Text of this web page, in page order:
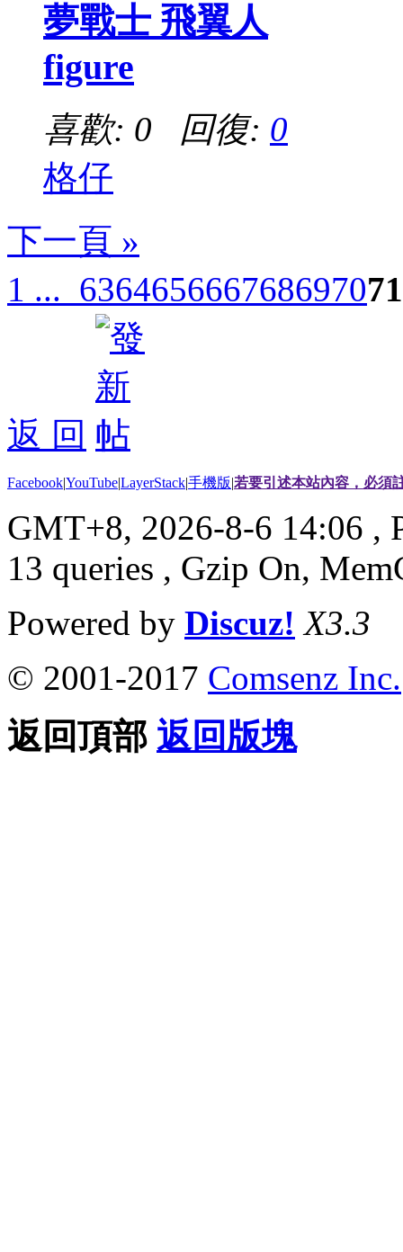
夢戰士 飛翼人
figure
喜歡: 0 回復: 0
格仔
下一頁 »
1 ... 636465666768697071
返 回
Facebook|YouTube|LayerStack|手機版|若要引述本站內容，必須
GMT+8, 2026-8-6 14:06 ,
13 queries , Gzip On,
Powered by Discuz! X3.3
© 2001-2017 Comsenz Inc.
返回頂部 返回版塊